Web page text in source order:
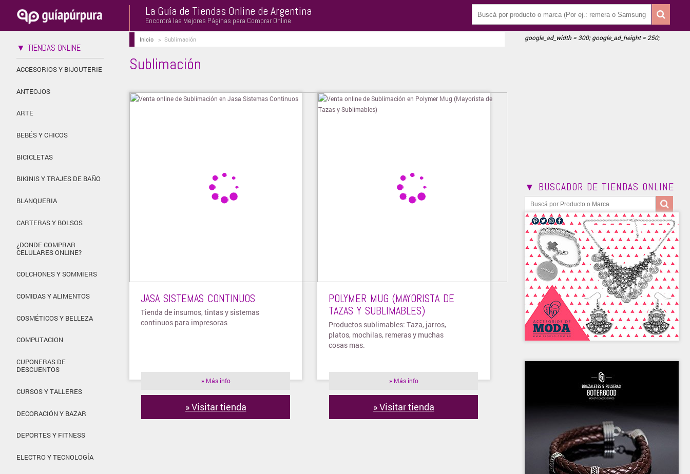
La Guía de Tiendas Online de Argentina
Encontrá las Mejores Páginas para Comprar Online
▼ TIENDAS ONLINE
ACCESORIOS Y BIJOUTERIE
ANTEOJOS
ARTE
BEBÉS Y CHICOS
BICICLETAS
BIKINIS Y TRAJES DE BAÑO
BLANQUERIA
CARTERAS Y BOLSOS
¿DONDE COMPRAR
CELULARES ONLINE?
COLCHONES Y SOMMIERS
COMIDAS Y ALIMENTOS
COSMÉTICOS Y BELLEZA
COMPUTACION
CUPONERAS DE
DESCUENTOS
CURSOS Y TALLERES
DECORACIÓN Y BAZAR
DEPORTES Y FITNESS
ELECTRO Y TECNOLOGÍA
Inicio> Sublimación
Sublimación
JASA SISTEMAS CONTINUOS
Tienda de insumos, tintas y sistemas
continuos para impresoras
» Más info
» Visitar tienda
POLYMER MUG (MAYORISTA DE
TAZAS Y SUBLIMABLES)
Productos sublimables: Taza, jarros,
platos, mochilas, remeras y muchas
cosas mas.
» Más info
» Visitar tienda
google_ad_width = 300; google_ad_height = 250;
▼ BUSCADOR DE TIENDAS ONLINE